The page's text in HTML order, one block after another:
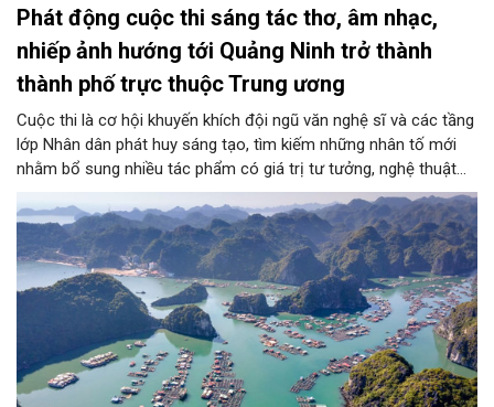
Phát động cuộc thi sáng tác thơ, âm nhạc,
nhiếp ảnh hướng tới Quảng Ninh trở thành
thành phố trực thuộc Trung ương
Cuộc thi là cơ hội khuyến khích đội ngũ văn nghệ sĩ và các tầng
lớp Nhân dân phát huy sáng tạo, tìm kiếm những nhân tố mới
nhằm bổ sung nhiều tác phẩm có giá trị tư tưởng, nghệ thuật
cao phục vụ đời sống văn hóa tinh thần của tỉnh.